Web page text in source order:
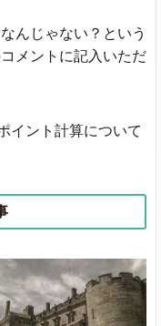
んじゃない？という
メントに記入いただ
イント計算について